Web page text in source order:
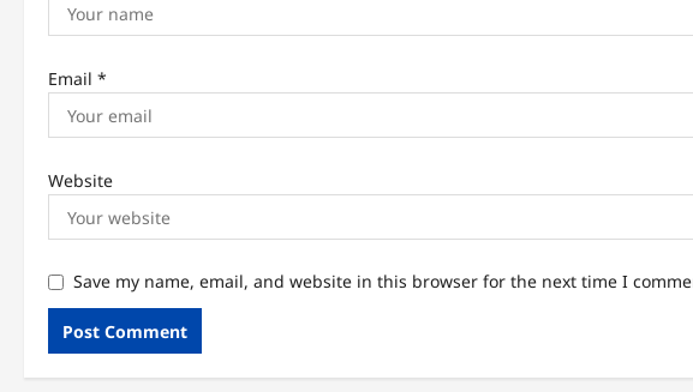
Email *
Website
Save my name, email, and website in this browser for the next time I